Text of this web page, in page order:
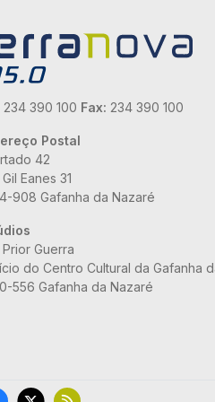
234 390 100 Fax: 234 390 100
Postal
42
Eanes 31
908 Gafanha da Nazaré
Prior Guerra
do Centro Cultural da Gafanha
556 Gafanha da Nazaré